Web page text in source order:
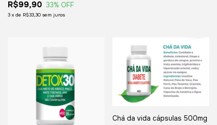
R$99,90 33% OFF
3 x de R$33,30 sem juros
Chá da vida cápsulas 500mg